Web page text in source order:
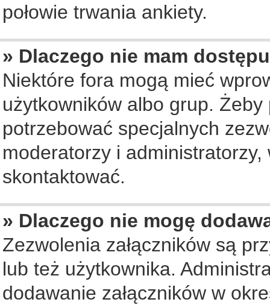
połowie trwania ankiety.
» Dlaczego nie mam
Niektóre fora mogą mieć
użytkowników albo grup.
potrzebować specjalnych
moderatorzy i
skontaktować.
» Dlaczego nie mogę
Zezwolenia załączników są
lub też użytkownika.
dodawanie załączników w